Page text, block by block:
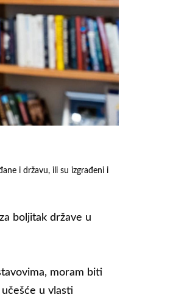
i državu, ili su izgrađeni i
boljitak države u
moram biti
u vlasti